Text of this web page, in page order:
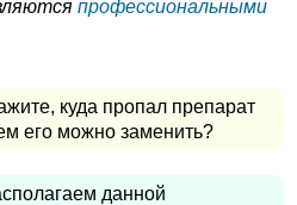
профессиональными
куда пропал препарат
его можно заменить?
данной